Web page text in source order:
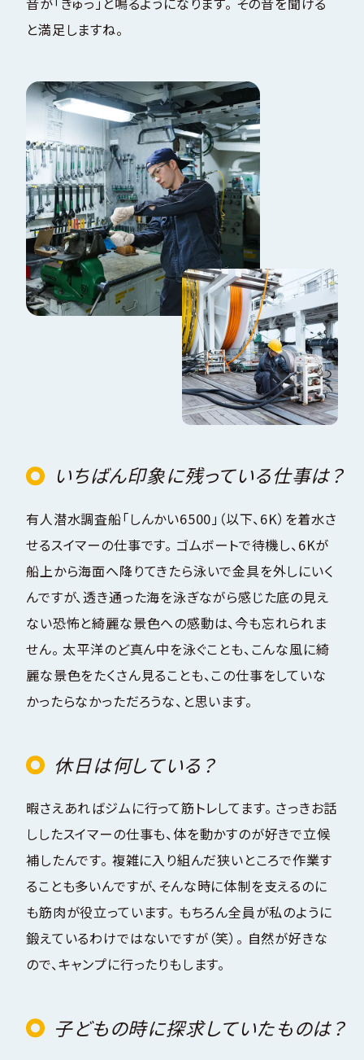
と満足しますね。
いちばん印象に残っている仕事は？
有人潜水調査船「しんかい6500」（以下、6K）を着水さ
せるスイマーの仕事です。 ゴムボートで待機し、6Kが
船上から海面へ降りてきたら泳いで金具を外しにいく
んですが、透き通った海を泳ぎながら感じた底の見え
ない恐怖と綺麗な景色への感動は、今も忘れられま
せん。 太平洋のど真ん中を泳ぐことも、こんな風に綺
麗な景色をたくさん見ることも、この仕事をしていな
かったらなかっただろうな、と思います。
休日は何している？
暇さえあればジムに行って筋トレしてます。 さっきお話
ししたスイマーの仕事も、体を動かすのが好きで立候
補したんです。 複雑に入り組んだ狭いところで作業す
ることも多いんですが、そんな時に体制を支えるのに
も筋肉が役立っています。 もちろん全員が私のように
鍛えているわけではないですが（笑）。 自然が好きな
ので、キャンプに行ったりもします。
子どもの時に探求していたものは？